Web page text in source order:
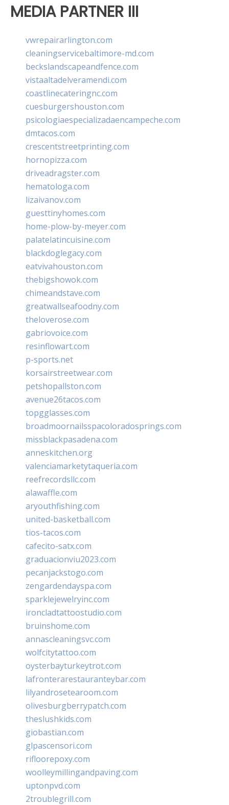
MEDIA PARTNER III
vwrepairarlington.com
cleaningservicebaltimore-md.com
beckslandscapeandfence.com
vistaaltadelveramendi.com
coastlinecateringnc.com
cuesburgershouston.com
psicologiaespecializadaencampeche.com
dmtacos.com
crescentstreetprinting.com
hornopizza.com
driveadragster.com
hematologa.com
lizaivanov.com
guesttinyhomes.com
home-plow-by-meyer.com
palatelatincuisine.com
blackdoglegacy.com
eatvivahouston.com
thebigshowok.com
chimeandstave.com
greatwallseafoodny.com
theloverose.com
gabriovoice.com
resinflowart.com
p-sports.net
korsairstreetwear.com
petshopallston.com
avenue26tacos.com
topgglasses.com
broadmoornailsspacoloradosprings.com
missblackpasadena.com
anneskitchen.org
valenciamarketytaqueria.com
reefrecordsllc.com
alawaffle.com
aryouthfishing.com
united-basketball.com
tios-tacos.com
cafecito-satx.com
graduacionviu2023.com
pecanjackstogo.com
zengardendayspa.com
sparklejewelryinc.com
ironcladtattoostudio.com
bruinshome.com
annascleaningsvc.com
wolfcitytattoo.com
oysterbayturkeytrot.com
lafronterarestauranteybar.com
lilyandrosetearoom.com
olivesburgberrypatch.com
theslushkids.com
giobastian.com
glpascensori.com
rifloorepoxy.com
woolleymillingandpaving.com
uptonpvd.com
2troublegrill.com